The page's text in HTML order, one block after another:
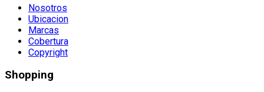
Nosotros
Ubicacion
Marcas
Cobertura
Copyright
Shopping